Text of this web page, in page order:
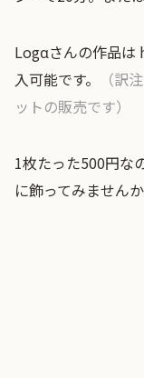
Logαさんの作品は
入可能です。
（訳
ットの販売です）
1枚たった500円な
に飾ってみません